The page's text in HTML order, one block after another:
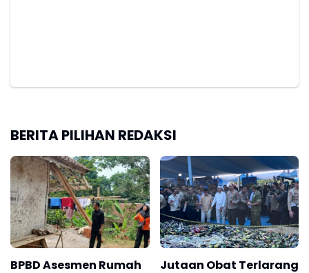
BERITA PILIHAN REDAKSI
BPBD Asesmen Rumah
Jutaan Obat Terlarang